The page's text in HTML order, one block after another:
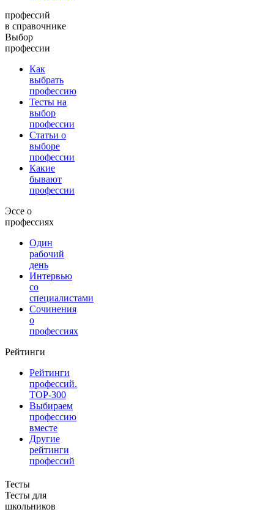
профессий
в справочнике
Выбор
профессии
Как
выбрать
профессию
Тесты на
выбор
профессии
Статьи о
выборе
профессии
Какие
бывают
профессии
Эссе о
профессиях
Один
рабочий
день
Интервью
со
специалистами
Сочинения
о
профессиях
Рейтинги
Рейтинги
профессий.
TOP-300
Выбираем
профессию
вместе
Другие
рейтинги
профессий
Тесты
Тесты для
школьников